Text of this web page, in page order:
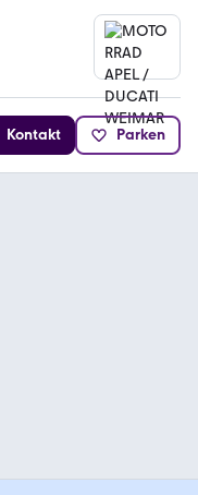
Kontakt Parken